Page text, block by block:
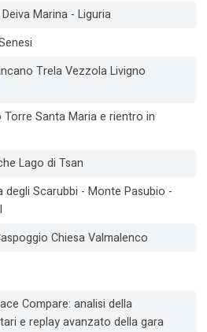
Marina - Liguria
Trela Vezzola Livigno
Santa Maria e rientro in
Lago di Tsan
degli Scarubbi - Monte Pasubio -
Chiesa Valmalenco
Compare: analisi della
e replay avanzato della gara